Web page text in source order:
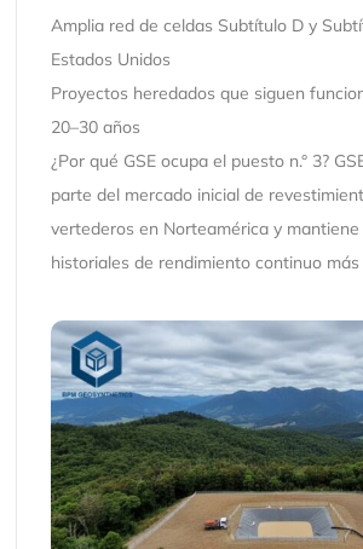
Amplia red de celdas Subtítulo D y
Estados Unidos
Proyectos heredados que siguen
20–30 años
¿Por qué GSE ocupa el puesto n.° 3?
parte del mercado inicial de
vertederos en Norteamérica y mantiene
historiales de rendimiento continuo más